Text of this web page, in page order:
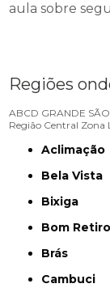
aula sobre
Regiões
ABCD GRANDE
Região Central Zona
Aclimação
Bela Vista
Bixiga
Bom Retiro
Brás
Cambuci